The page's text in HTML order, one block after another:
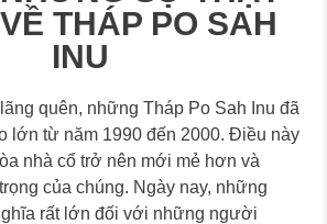
THÁP PO SAH
INU
quên, những Tháp Po Sah Inu đã
lớn từ năm 1990 đến 2000. Điều này
nhà cổ trở nên mới mẻ hơn và
của chúng. Ngày nay, những
rất lớn đối với những người